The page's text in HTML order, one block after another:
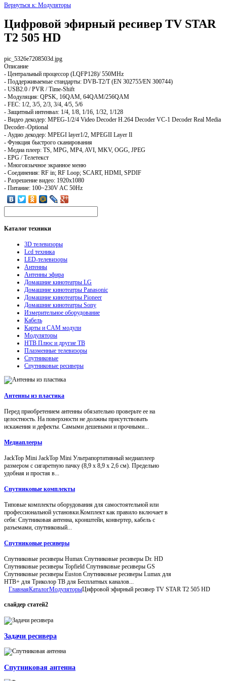
Вернуться к: Модуляторы
Цифровой эфирный ресивер TV STAR
T2 505 HD
pic_5326e7208503d.jpg
Описание
- Центральный процессор (LQFP128)/ 550MHz
- Поддерживаемые стандарты: DVB-T2/T (EN 302755/EN 300744)
- USB2.0 / PVR / Time-Shift
- Модуляция: QPSK, 16QAM, 64QAM/256QAM
- FEC: 1/2, 3/5, 2/3, 3/4, 4/5, 5/6
- Защитный интенвал: 1/4, 1/8, 1/16, 1/32, 1/128
- Видео декодер: MPEG-1/2/4 Video Decoder H.264 Decoder VC-1 Decoder Real Media
Decoder–Optional
- Аудио декодер: MPEGI layer1/2, MPEGII Layer Il
- Функция быстрого сканирования
- Медиа плеер: TS, MPG, MP4, AVI, MKV, OGG, JPEG
- EPG / Телетекст
- Многоязычное экранное меню
- Соединения: RF in; RF Loop; SCART, HDMI, SPDIF
- Разрешение видео: 1920x1080
- Питание: 100~230V AC 50Hz
Каталогтехники
3D телевизоры
Lcd техника
LED-телевизоры
Антенны
Антенны эфира
Домашние кинотеатры LG
Домашние кинотеатры Panasonic
Домашние кинотеатры Pioneer
Домашние кинотеатры Sony
Измерительное оборудование
Кабель
Карты и CAM модули
Модуляторы
НТВ Плюс и другие ТВ
Плазменные телевизоры
Спутниковые
Спутниковые ресиверы
Антенны из пластика
Перед приобретением антенны обязательно проверьте ее на
целостность. На поверхности не должны присутствовать
искажения и дефекты. Самыми дешевыми и прочными...
Медиаплееры
JackTop Mini JackTop Mini Ультрапортативный медиаплеер
размером с сигаретную пачку (8,9 x 8,9 x 2,6 см). Предельно
удобная и простая в...
Спутниковые комплекты
Типовые комплекты оборудования для самостоятельной или
профессиональной установки.Комплект как правило включает в
себя: Спутниковая антенна, кронштейн, конвертер, кабель с
разъемами, спутниковый...
Спутниковые ресиверы
Спутниковые ресиверы Humax Спутниковые ресиверы Dr. HD
Спутниковые ресиверы Topfield Спутниковые ресиверы GS
Спутниковые ресиверы Euston Спутниковые ресиверы Lumax для
НТВ+ для Триколор ТВ для Бесплатных каналов...
ГлавнаяКаталогМодуляторыЦифровой эфирный ресивер TV STAR T2 505 HD
слайдер статей2
Задачи ресивера
Спутниковая антенна